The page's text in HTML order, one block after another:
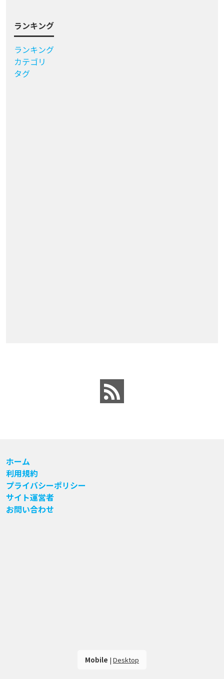
ランキング
ランキング
カテゴリ
タグ
ホーム
利用規約
プライバシーポリシー
サイト運営者
お問い合わせ
Mobile | Desktop